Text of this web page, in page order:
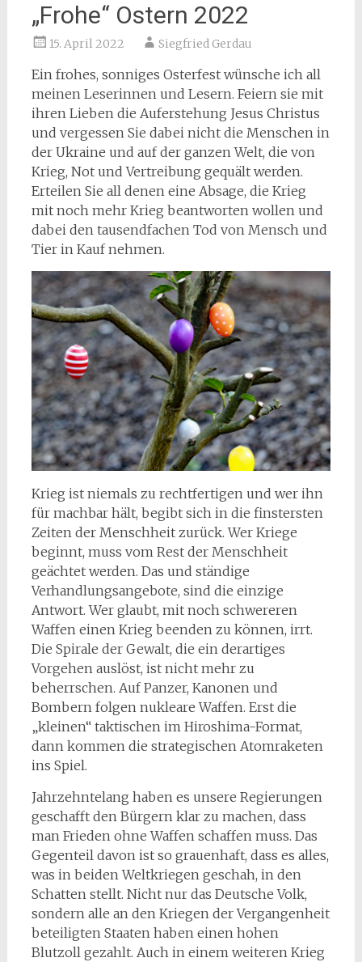
„Frohe“ Ostern 2022
15. April 2022 Siegfried Gerdau
Ein frohes, sonniges Osterfest wünsche ich all
meinen Leserinnen und Lesern. Feiern sie mit
ihren Lieben die Auferstehung Jesus Christus
und vergessen Sie dabei nicht die Menschen in
der Ukraine und auf der ganzen Welt, die von
Krieg, Not und Vertreibung gequält werden.
Erteilen Sie all denen eine Absage, die Krieg
mit noch mehr Krieg beantworten wollen und
dabei den tausendfachen Tod von Mensch und
Tier in Kauf nehmen.
Krieg ist niemals zu rechtfertigen und wer ihn
für machbar hält, begibt sich in die finstersten
Zeiten der Menschheit zurück. Wer Kriege
beginnt, muss vom Rest der Menschheit
geächtet werden. Das und ständige
Verhandlungsangebote, sind die einzige
Antwort. Wer glaubt, mit noch schwereren
Waffen einen Krieg beenden zu können, irrt.
Die Spirale der Gewalt, die ein derartiges
Vorgehen auslöst, ist nicht mehr zu
beherrschen. Auf Panzer, Kanonen und
Bombern folgen nukleare Waffen. Erst die
„kleinen“ taktischen im Hiroshima-Format,
dann kommen die strategischen Atomraketen
ins Spiel.
Jahrzehntelang haben es unsere Regierungen
geschafft den Bürgern klar zu machen, dass
man Frieden ohne Waffen schaffen muss. Das
Gegenteil davon ist so grauenhaft, dass es alles,
was in beiden Weltkriegen geschah, in den
Schatten stellt. Nicht nur das Deutsche Volk,
sondern alle an den Kriegen der Vergangenheit
beteiligten Staaten haben einen hohen
Blutzoll gezahlt. Auch in einem weiteren Krieg